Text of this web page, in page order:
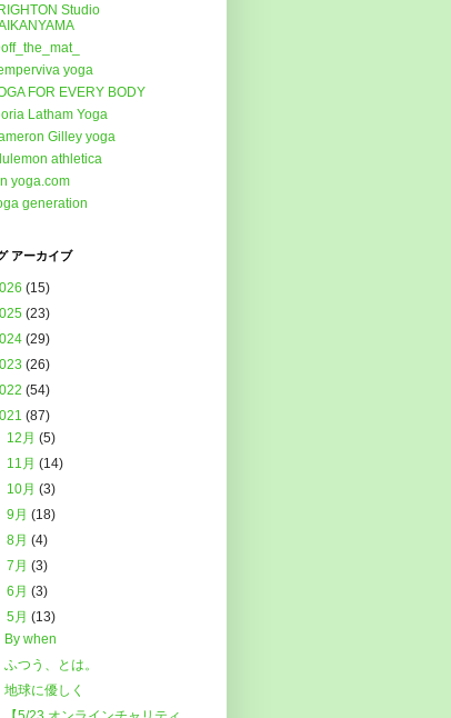
Studio
yoga
FOR EVERY BODY
Latham Yoga
Gilley yoga
athletica
yoga.com
generation
アーカイブ
(15)
(23)
(29)
(26)
(54)
(87)
12月(5)
11月(14)
10月(3)
9月(18)
8月(4)
7月(3)
6月(3)
5月(13)
By when
ふつう、とは。
地球に優しく